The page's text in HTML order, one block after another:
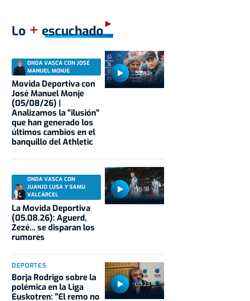
Lo + escuchado
52:42
ONDA VASCA CON JOSÉ
MANUEL MONJE
Movida Deportiva con
José Manuel Monje
(05/08/26) |
Analizamos la "ilusión"
que han generado los
últimos cambios en el
banquillo del Athletic
55:18
ONDA VASCA CON
JUANJO LUSA Y SAMU
VALCÁRCEL
La Movida Deportiva
(05.08.26): Aguerd,
Zezé... se disparan los
rumores
09:23
DEPORTES
Borja Rodrigo sobre la
polémica en la Liga
Euskotren: "El remo no